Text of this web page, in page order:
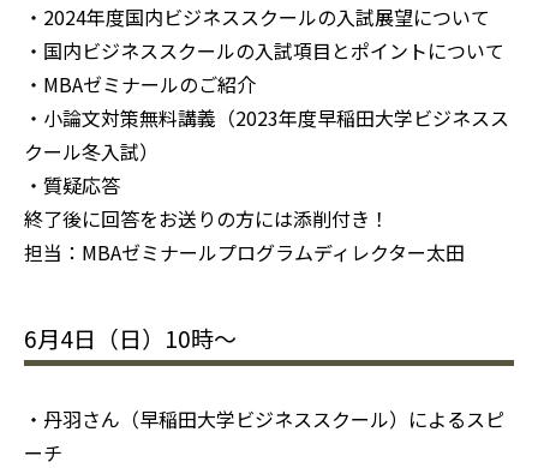
・2024年度国内ビジネススクールの入試展望について
・国内ビジネススクールの入試項目とポイントについて
・MBAゼミナールのご紹介
・小論文対策無料講義（2023年度早稲田大学ビジネスス
クール冬入試）
・質疑応答
終了後に回答をお送りの方には添削付き！
担当：MBAゼミナールプログラムディレクター太田
6月4日（日）10時〜
・丹羽さん（早稲田大学ビジネススクール）によるスピ
ーチ